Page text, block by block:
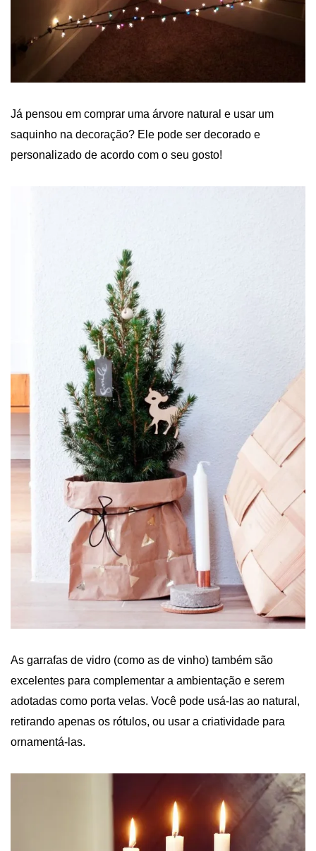
Já pensou em comprar uma árvore natural e usar um
saquinho na decoração? Ele pode ser decorado e
personalizado de acordo com o seu gosto!
As garrafas de vidro (como as de vinho) também são
excelentes para complementar a ambientação e serem
adotadas como porta velas. Você pode usá-las ao natural,
retirando apenas os rótulos, ou usar a criatividade para
ornamentá-las.